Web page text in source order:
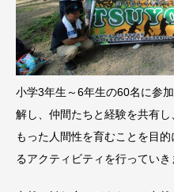
小学3年生～6年生の60名に参
解し、仲間たちと経験を共有
もった人間性を育むことを目
るアクティビティを行っていき